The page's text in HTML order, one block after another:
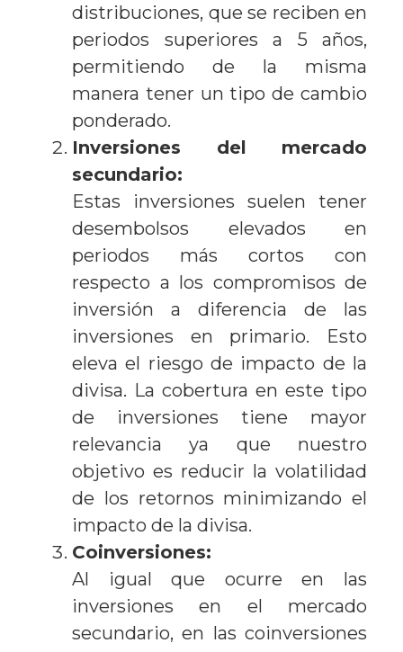
distribuciones, que se reciben en
periodos superiores a 5 años,
permitiendo de la misma
manera tener un tipo de cambio
ponderado.
Inversiones del mercado
secundario:
Estas inversiones suelen tener
desembolsos elevados en
periodos más cortos con
respecto a los compromisos de
inversión a diferencia de las
inversiones en primario. Esto
eleva el riesgo de impacto de la
divisa. La cobertura en este tipo
de inversiones tiene mayor
relevancia ya que nuestro
objetivo es reducir la volatilidad
de los retornos minimizando el
impacto de la divisa.
Coinversiones:
Al igual que ocurre en las
inversiones en el mercado
secundario, en las coinversiones